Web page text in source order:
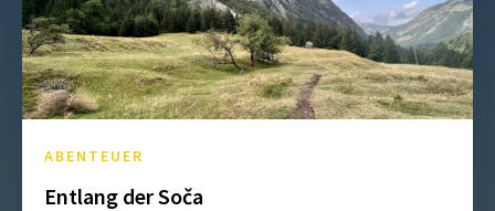
ABENTEUER
Entlang der Soča